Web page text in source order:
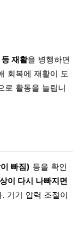
등 재활을 병행하면
회복에 재활이 도
로 활동을 늘립니
빠짐) 등을 확인
이 다시 나빠지면
기기 압력 조절이